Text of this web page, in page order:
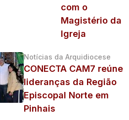
com o
Magistério da
Igreja
Notícias da Arquidiocese
CONECTA CAM7 reúne
lideranças da Região
Episcopal Norte em
Pinhais